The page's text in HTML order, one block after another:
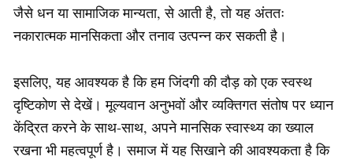
जैसे धन या सामाजिक मान्यता, से आती है, तो यह अंततः
नकारात्मक मानसिकता और तनाव उत्पन्न कर सकती है।
इसलिए, यह आवश्यक है कि हम जिंदगी की दौड़ को एक स्वस्थ
दृष्टिकोण से देखें। मूल्यवान अनुभवों और व्यक्तिगत संतोष पर ध्यान
केंद्रित करने के साथ-साथ, अपने मानसिक स्वास्थ्य का ख्याल
रखना भी महत्वपूर्ण है। समाज में यह सिखाने की आवश्यकता है कि